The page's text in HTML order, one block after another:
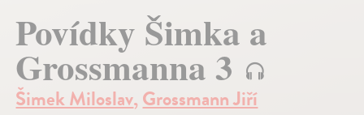
Povídky Šimka a
Grossmanna 3
Šimek Miloslav,Grossmann Jiří